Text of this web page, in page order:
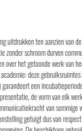
uitdrukken ten aanzien van
zonder schroom durven
over het getoonde werk van
deze
een
de vorm van elk
van
getuigt dus van